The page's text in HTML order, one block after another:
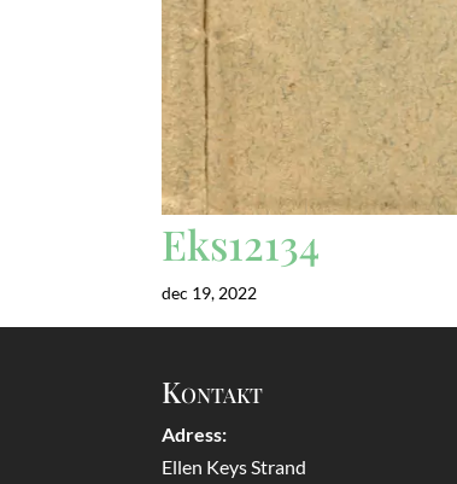
Eks12134
dec 19, 2022
Kontakt
Adress:
Ellen Keys Strand